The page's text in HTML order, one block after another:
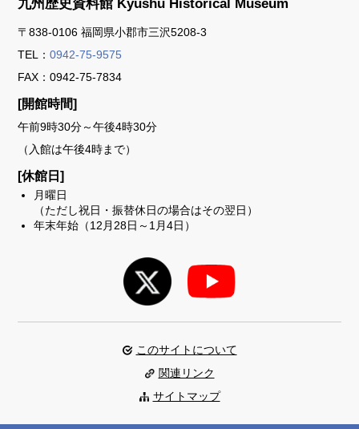
九州歴史資料館 Kyushu Historical Museum
〒838-0106 福岡県小郡市三沢5208-3
TEL：0942-75-9575
FAX：0942-75-7834
[開館時間]
午前9時30分～午後4時30分
（入館は午後4時まで）
[休館日]
月曜日
（ただし祝日・振替休日の場合はその翌日）
年末年始（12月28日～1月4日）
このサイトについて
関連リンク
サイトマップ